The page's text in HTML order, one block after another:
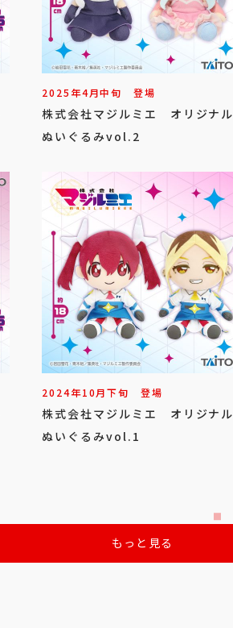
2025年4月中旬 登場
株式会社マジルミエ オリジナル
ぬいぐるみvol.2
2024年10月下旬 登場
株式会社マジルミエ オリジナル
ぬいぐるみvol.1
もっと見る